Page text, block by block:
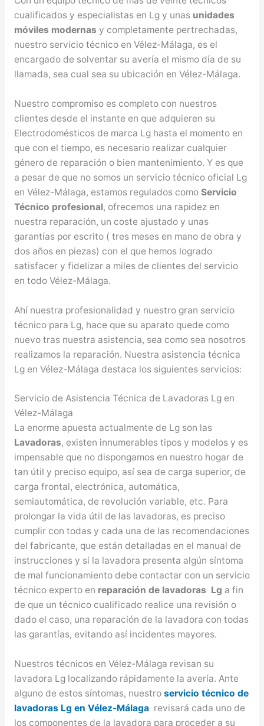
cualificados y especialistas en Lg y unas unidades
móviles modernas y completamente pertrechadas,
nuestro servicio técnico en Vélez-Málaga, es el
encargado de solventar su avería el mismo día de su
llamada, sea cual sea su ubicación en Vélez-Málaga.
Nuestro compromiso es completo con nuestros
clientes desde el instante en que adquieren su
Electrodomésticos de marca Lg hasta el momento en
que con el tiempo, es necesario realizar cualquier
género de reparación o bien mantenimiento. Y es que
a pesar de que no somos un servicio técnico oficial Lg
en Vélez-Málaga, estamos regulados como Servicio
Técnico profesional, ofrecemos una rapidez en
nuestra reparación, un coste ajustado y unas
garantías por escrito ( tres meses en mano de obra y
dos años en piezas) con el que hemos logrado
satisfacer y fidelizar a miles de clientes del servicio
en todo Vélez-Málaga.
Ahí nuestra profesionalidad y nuestro gran servicio
técnico para Lg, hace que su aparato quede como
nuevo tras nuestra asistencia, sea como sea nosotros
realizamos la reparación. Nuestra asistencia técnica
Lg en Vélez-Málaga destaca los siguientes servicios:
Servicio de Asistencia Técnica de Lavadoras Lg en
Vélez-Málaga
La enorme apuesta actualmente de Lg son las
Lavadoras, existen innumerables tipos y modelos y es
impensable que no dispongamos en nuestro hogar de
tan útil y preciso equipo, así sea de carga superior, de
carga frontal, electrónica, automática,
semiautomática, de revolución variable, etc. Para
prolongar la vida útil de las lavadoras, es preciso
cumplir con todas y cada una de las recomendaciones
del fabricante, que están detalladas en el manual de
instrucciones y si la lavadora presenta algún síntoma
de mal funcionamiento debe contactar con un servicio
técnico experto en reparación de lavadoras Lg a fin
de que un técnico cualificado realice una revisión o
dado el caso, una reparación de la lavadora con todas
las garantías, evitando así incidentes mayores.
Nuestros técnicos en Vélez-Málaga revisan su
lavadora Lg localizando rápidamente la avería. Ante
alguno de estos síntomas, nuestro servicio técnico de
lavadoras Lg en Vélez-Málaga revisará cada uno de
los componentes de la lavadora para proceder a su